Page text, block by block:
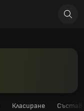
Класиране Състав